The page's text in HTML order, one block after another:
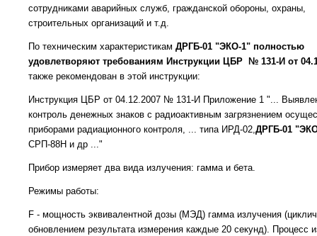
сотрудниками аварийных служб, гражданской обороны, охраны,
строительных организаций и т.д.
По техническим характеристикам ДРГБ-01 "ЭКО-1" полностью
удовлетворяют требованиям Инструкции ЦБР № 131-И от
также рекомендован в этой инструкции:
Инструкция ЦБР от 04.12.2007 № 131-И Приложение 1 "...
контроль денежных знаков с радиоактивным загрязнением
приборами радиационного контроля, ... типа ИРД-02,ДРГБ-01
СРП-88Н и др ..."
Прибор измеряет два вида излучения: гамма и бета.
Режимы работы:
F - мощность эквивалентной дозы (МЭД) гамма излучения
обновлением результата измерения каждые 20 секунд). Процесс